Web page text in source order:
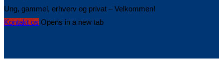
Ung, gammel, erhverv og privat – Velkommen!
Kontakt os Opens in a new tab